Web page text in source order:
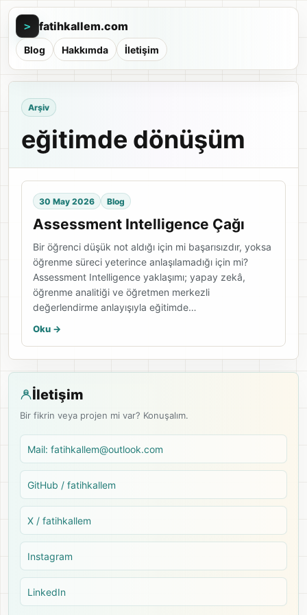
> fatihkallem.com
Blog Hakkımda İletişim
Arşiv
eğitimde dönüşüm
30 May 2026 Blog
Assessment Intelligence Çağı
Bir öğrenci düşük not aldığı için mi başarısızdır, yoksa
öğrenme süreci yeterince anlaşılamadığı için mi?
Assessment Intelligence yaklaşımı; yapay zekâ,
öğrenme analitiği ve öğretmen merkezli
değerlendirme anlayışıyla eğitimde…
Oku ->
İletişim
Bir fikrin veya projen mi var? Konuşalım.
Mail: fatihkallem@outlook.com
GitHub / fatihkallem
X / fatihkallem
Instagram
LinkedIn